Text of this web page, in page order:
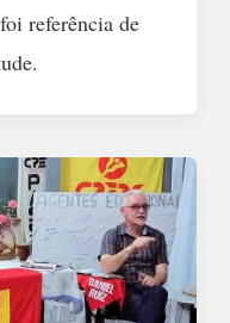
referência de